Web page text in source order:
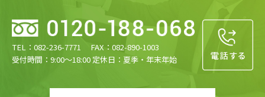
TEL：082-236-7771 FAX：082-890-1003
受付時間：9:00〜18:00 定休日：夏季・年末年始